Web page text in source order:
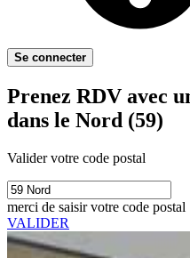
Se connecter
Prenez RDV avec
dans le Nord (59)
Valider votre code postal
merci de saisir votre code postal
VALIDER